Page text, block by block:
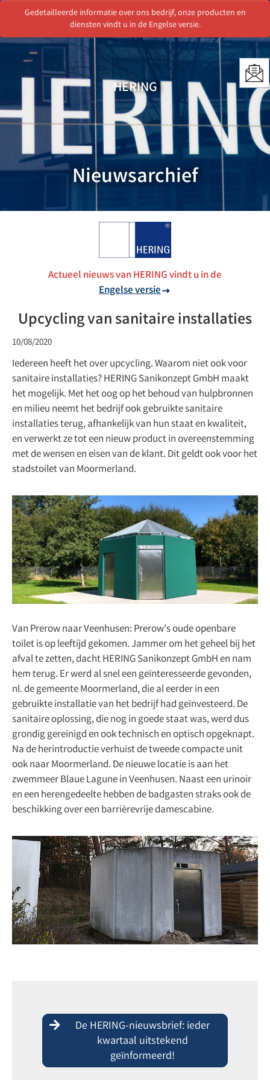
Menu
Gedetailleerde informatie over ons bedrijf, onze producten en
diensten vindt u in de Engelse versie.
HERING
Nieuwsarchief
Actueel nieuws van HERING vindt u in de
Engelse versie
Upcycling van sanitaire installaties
10/08/2020
Iedereen heeft het over upcycling. Waarom niet ook voor
sanitaire installaties? HERING Sanikonzept GmbH maakt
het mogelijk. Met het oog op het behoud van hulpbronnen
en milieu neemt het bedrijf ook gebruikte sanitaire
installaties terug, afhankelijk van hun staat en kwaliteit,
en verwerkt ze tot een nieuw product in overeenstemming
met de wensen en eisen van de klant. Dit geldt ook voor het
stadstoilet van Moormerland.
Van Prerow naar Veenhusen: Prerow's oude openbare
toilet is op leeftijd gekomen. Jammer om het geheel bij het
afval te zetten, dacht HERING Sanikonzept GmbH en nam
hem terug. Er werd al snel een geïnteresseerde gevonden,
nl. de gemeente Moormerland, die al eerder in een
gebruikte installatie van het bedrijf had geïnvesteerd. De
sanitaire oplossing, die nog in goede staat was, werd dus
grondig gereinigd en ook technisch en optisch opgeknapt.
Na de herintroductie verhuist de tweede compacte unit
ook naar Moormerland. De nieuwe locatie is aan het
zwemmeer Blaue Lagune in Veenhusen. Naast een urinoir
en een herengedeelte hebben de badgasten straks ook de
beschikking over een barrièrevrije damescabine.
De HERING-nieuwsbrief: ieder
kwartaal uitstekend
geïnformeerd!